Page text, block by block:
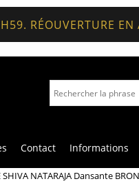
RÉOUVERTURE
Contact Informations
SHIVA NATARAJA Dansante